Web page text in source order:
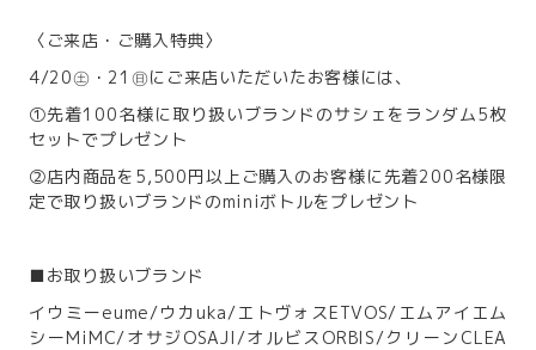
〈ご来店・ご購入特典〉
4/20㊏・21㊐にご来店いただいたお客様には、
①先着100名様に取り扱いブランドのサシェをランダム5枚
セットでプレゼント
②店内商品を5,500円以上ご購入のお客様に先着200名様限
定で取り扱いブランドのminiボトルをプレゼント
■お取り扱いブランド
イウミーeume/ウカuka/エトヴォスETVOS/エムアイエム
シーMiMC/オサジOSAJI/オルビスORBIS/クリーンCLEA